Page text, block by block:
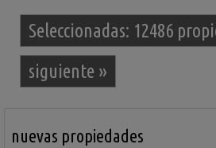
Seleccionadas: 12486
siguiente »
nuevas propiedades